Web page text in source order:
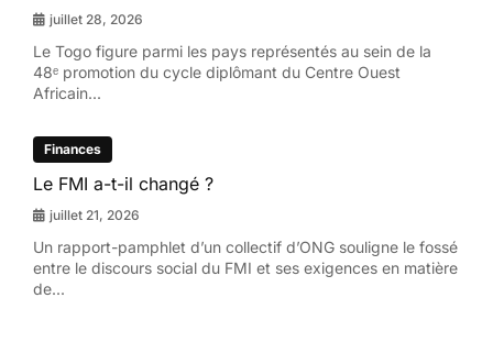
juillet 28, 2026
Le Togo figure parmi les pays représentés au sein de la
48ᵉ promotion du cycle diplômant du Centre Ouest
Africain...
Finances
Le FMI a-t-il changé ?
juillet 21, 2026
Un rapport-pamphlet d’un collectif d’ONG souligne le fossé
entre le discours social du FMI et ses exigences en matière
de...